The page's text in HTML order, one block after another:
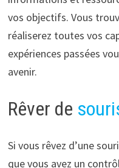
vos objectifs. Vous
réaliserez toutes vos
expériences passées
avenir.
Rêver de
Si vous rêvez d’une
que vous avez un